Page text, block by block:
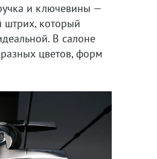
и ключевины —
штрих, который
В салоне
цветов, форм